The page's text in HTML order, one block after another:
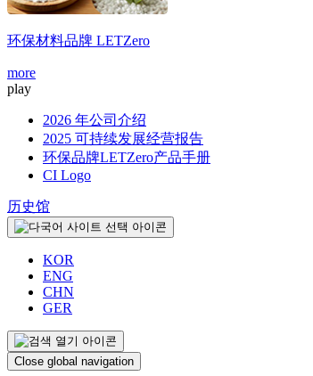
环保材料品牌 LETZero
more
play
2026 年公司介绍
2025 可持续发展经营报告
环保品牌LETZero产品手册
CI Logo
历史馆
KOR
ENG
CHN
GER
Close global navigation